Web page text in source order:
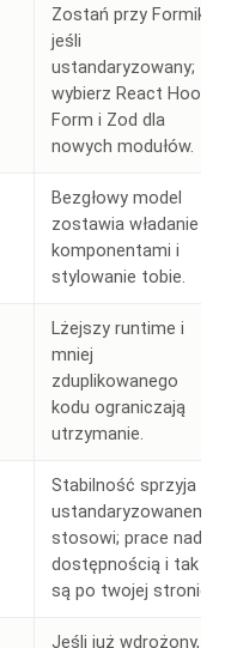
Zostań przy Formik,
jeśli
ustandaryzowany;
wybierz React Hook
Form i Zod dla
nowych modułów.
Bezgłowy model
zostawia władanie
komponentami i
stylowanie tobie.
Lżejszy runtime i
mniej
zduplikowanego
kodu ograniczają
utrzymanie.
Stabilność sprzyja
ustandaryzowanemu
stosowi; prace nad
dostępnością i tak
są po twojej stronie.
Jeśli już wdrożony,